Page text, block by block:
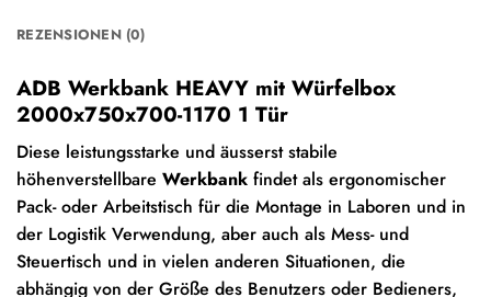
REZENSIONEN (0)
ADB Werkbank HEAVY mit Würfelbox
2000x750x700-1170 1 Tür
Diese leistungsstarke und äusserst stabile
höhenverstellbare Werkbank findet als ergonomischer
Pack- oder Arbeitstisch für die Montage in Laboren und in
der Logistik Verwendung, aber auch als Mess- und
Steuertisch und in vielen anderen Situationen, die
abhängig von der Größe des Benutzers oder Bedieners,